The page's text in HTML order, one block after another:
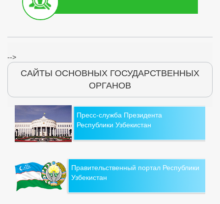
-->
САЙТЫ ОСНОВНЫХ ГОСУДАРСТВЕННЫХ
ОРГАНОВ
Пресс-служба Президента
Республики Узбекистан
Правительственный портал Республики
Узбекистан